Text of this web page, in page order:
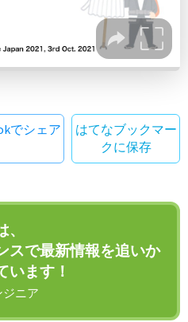
でシェア
はてなブックマー
クに保存
スで最新情報を追いか
います！
ニア